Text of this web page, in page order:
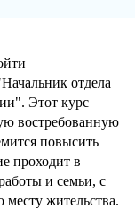
отдела
Этот курс
востребованную
повысить
проходит в
и семьи, с
жительства.